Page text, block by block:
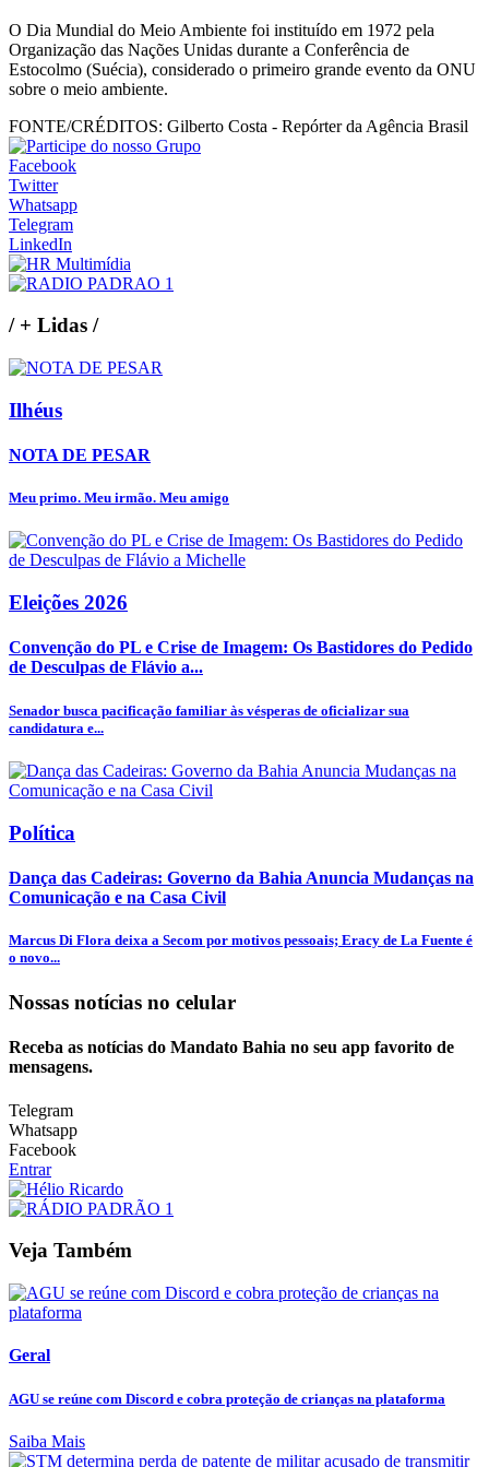
O Dia Mundial do Meio Ambiente foi instituído em 1972 pela
Organização das Nações Unidas durante a Conferência de
Estocolmo (Suécia), considerado o primeiro grande evento da ONU
sobre o meio ambiente.
FONTE/CRÉDITOS: Gilberto Costa - Repórter da Agência Brasil
Facebook
Twitter
Whatsapp
Telegram
LinkedIn
/+ Lidas /
Ilhéus
NOTA DE PESAR
Meu primo. Meu irmão. Meu amigo
Eleições 2026
Convenção do PL e Crise de Imagem: Os Bastidores do Pedido
de Desculpas de Flávio a...
Senador busca pacificação familiar às vésperas de oficializar sua
candidatura e...
Política
Dança das Cadeiras: Governo da Bahia Anuncia Mudanças na
Comunicação e na Casa Civil
Marcus Di Flora deixa a Secom por motivos pessoais; Eracy de La Fuente é
o novo...
Nossas notícias no celular
Receba as notícias do Mandato Bahia no seu app favorito de
mensagens.
Telegram
Whatsapp
Facebook
Entrar
Veja Também
Geral
AGU se reúne com Discord e cobra proteção de crianças na plataforma
Saiba Mais